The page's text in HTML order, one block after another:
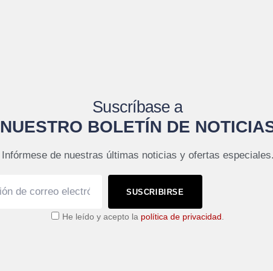
Suscríbase a
NUESTRO BOLETÍN DE
Infórmese de nuestras últimas noticias y ofertas
SUSCRIBIRSE
He leído y acepto la política de privacidad .